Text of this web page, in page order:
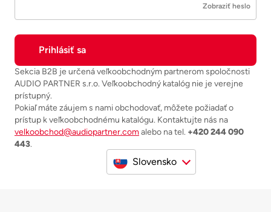
Zobraziť heslo
Sekcia B2B je určená veľkoobchodným partnerom spoločnosti
AUDIO PARTNER s.r.o. Veľkoobchodný katalóg nie je verejne
prístupný.
Pokiaľ máte záujem s nami obchodovať, môžete požiadať o
prístup k veľkoobchodnému katalógu. Kontaktujte nás na
velkoobchod@audiopartner.comalebo na tel. +420 244 090
443.
Slovensko